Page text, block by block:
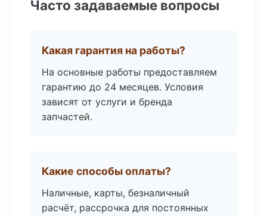
Часто задаваемые вопросы
Какая гарантия на работы?
На основные работы предоставляем
гарантию до 24 месяцев. Условия
зависят от услуги и бренда
запчастей.
Какие способы оплаты?
Наличные, карты, безналичный
расчёт, рассрочка для постоянных